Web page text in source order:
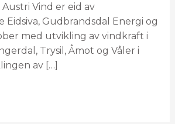
Vind er eid av
Eidsiva, Gudbrandsdal Energi og
med utvikling av vindkraft i
Trysil, Åmot og Våler i
av […]